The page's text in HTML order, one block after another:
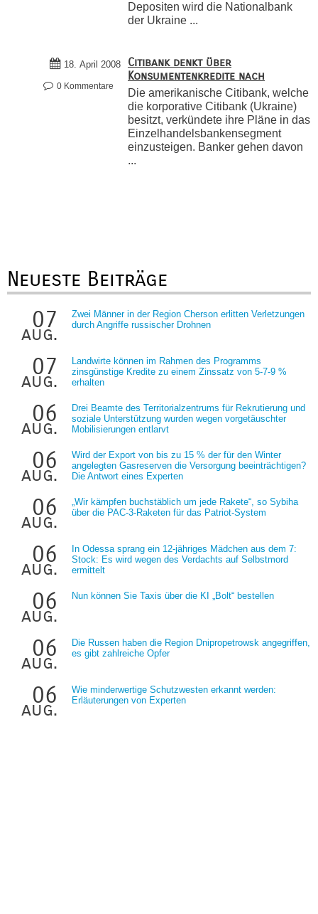
Depositen wird die Nationalbank
der Ukraine ...
18. April 2008
0 Kommentare
Citibank denkt über
Konsumentenkredite nach
Die amerikanische Citibank, welche
die korporative Citibank (Ukraine)
besitzt, verkündete ihre Pläne in das
Einzelhandelsbankensegment
einzusteigen. Banker gehen davon
...
Neueste Beiträge
07
aug.
Zwei Männer in der Region Cherson erlitten Verletzungen
durch Angriffe russischer Drohnen
07
aug.
Landwirte können im Rahmen des Programms
zinsgünstige Kredite zu einem Zinssatz von 5-7-9 %
erhalten
06
aug.
Drei Beamte des Territorialzentrums für Rekrutierung und
soziale Unterstützung wurden wegen vorgetäuschter
Mobilisierungen entlarvt
06
aug.
Wird der Export von bis zu 15 % der für den Winter
angelegten Gasreserven die Versorgung beeinträchtigen?
Die Antwort eines Experten
06
aug.
„Wir kämpfen buchstäblich um jede Rakete“, so Sybiha
über die PAC-3-Raketen für das Patriot-System
06
aug.
In Odessa sprang ein 12-jähriges Mädchen aus dem 7:
Stock: Es wird wegen des Verdachts auf Selbstmord
ermittelt
06
aug.
Nun können Sie Taxis über die KI „Bolt“ bestellen
06
aug.
Die Russen haben die Region Dnipropetrowsk angegriffen,
es gibt zahlreiche Opfer
06
aug.
Wie minderwertige Schutzwesten erkannt werden:
Erläuterungen von Experten